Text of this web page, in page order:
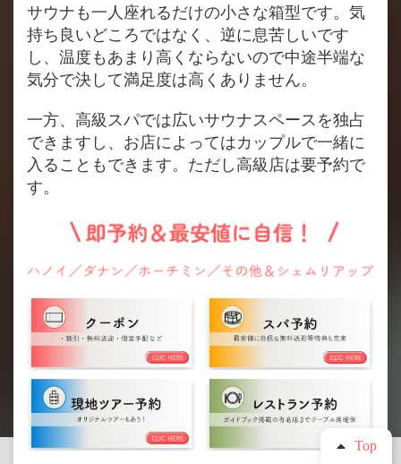
サウナも一人座れるだけの小さな箱型です。気
持ち良いどころではなく、逆に息苦しいです
し、温度もあまり高くならないので中途半端な
気分で決して満足度は高くありません。
一方、高級スパでは広いサウナスペースを独占
できますし、お店によってはカップルで一緒に
入ることもできます。ただし高級店は要予約で
す。
Top